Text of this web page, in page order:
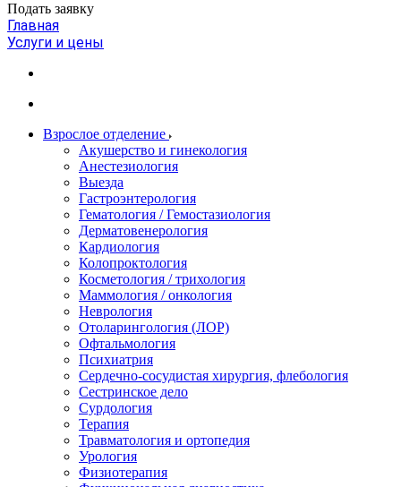
Подать заявку
Главная
Услуги и цены
Взрослое отделение
Акушерство и гинекология
Анестезиология
Выезда
Гастроэнтерология
Гематология / Гемостазиология
Дерматовенерология
Кардиология
Колопроктология
Косметология / трихология
Маммология / онкология
Неврология
Отоларингология (ЛОР)
Офтальмология
Психиатрия
Сердечно-сосудистая хирургия, флебология
Сестринское дело
Сурдология
Терапия
Травматология и ортопедия
Урология
Физиотерапия